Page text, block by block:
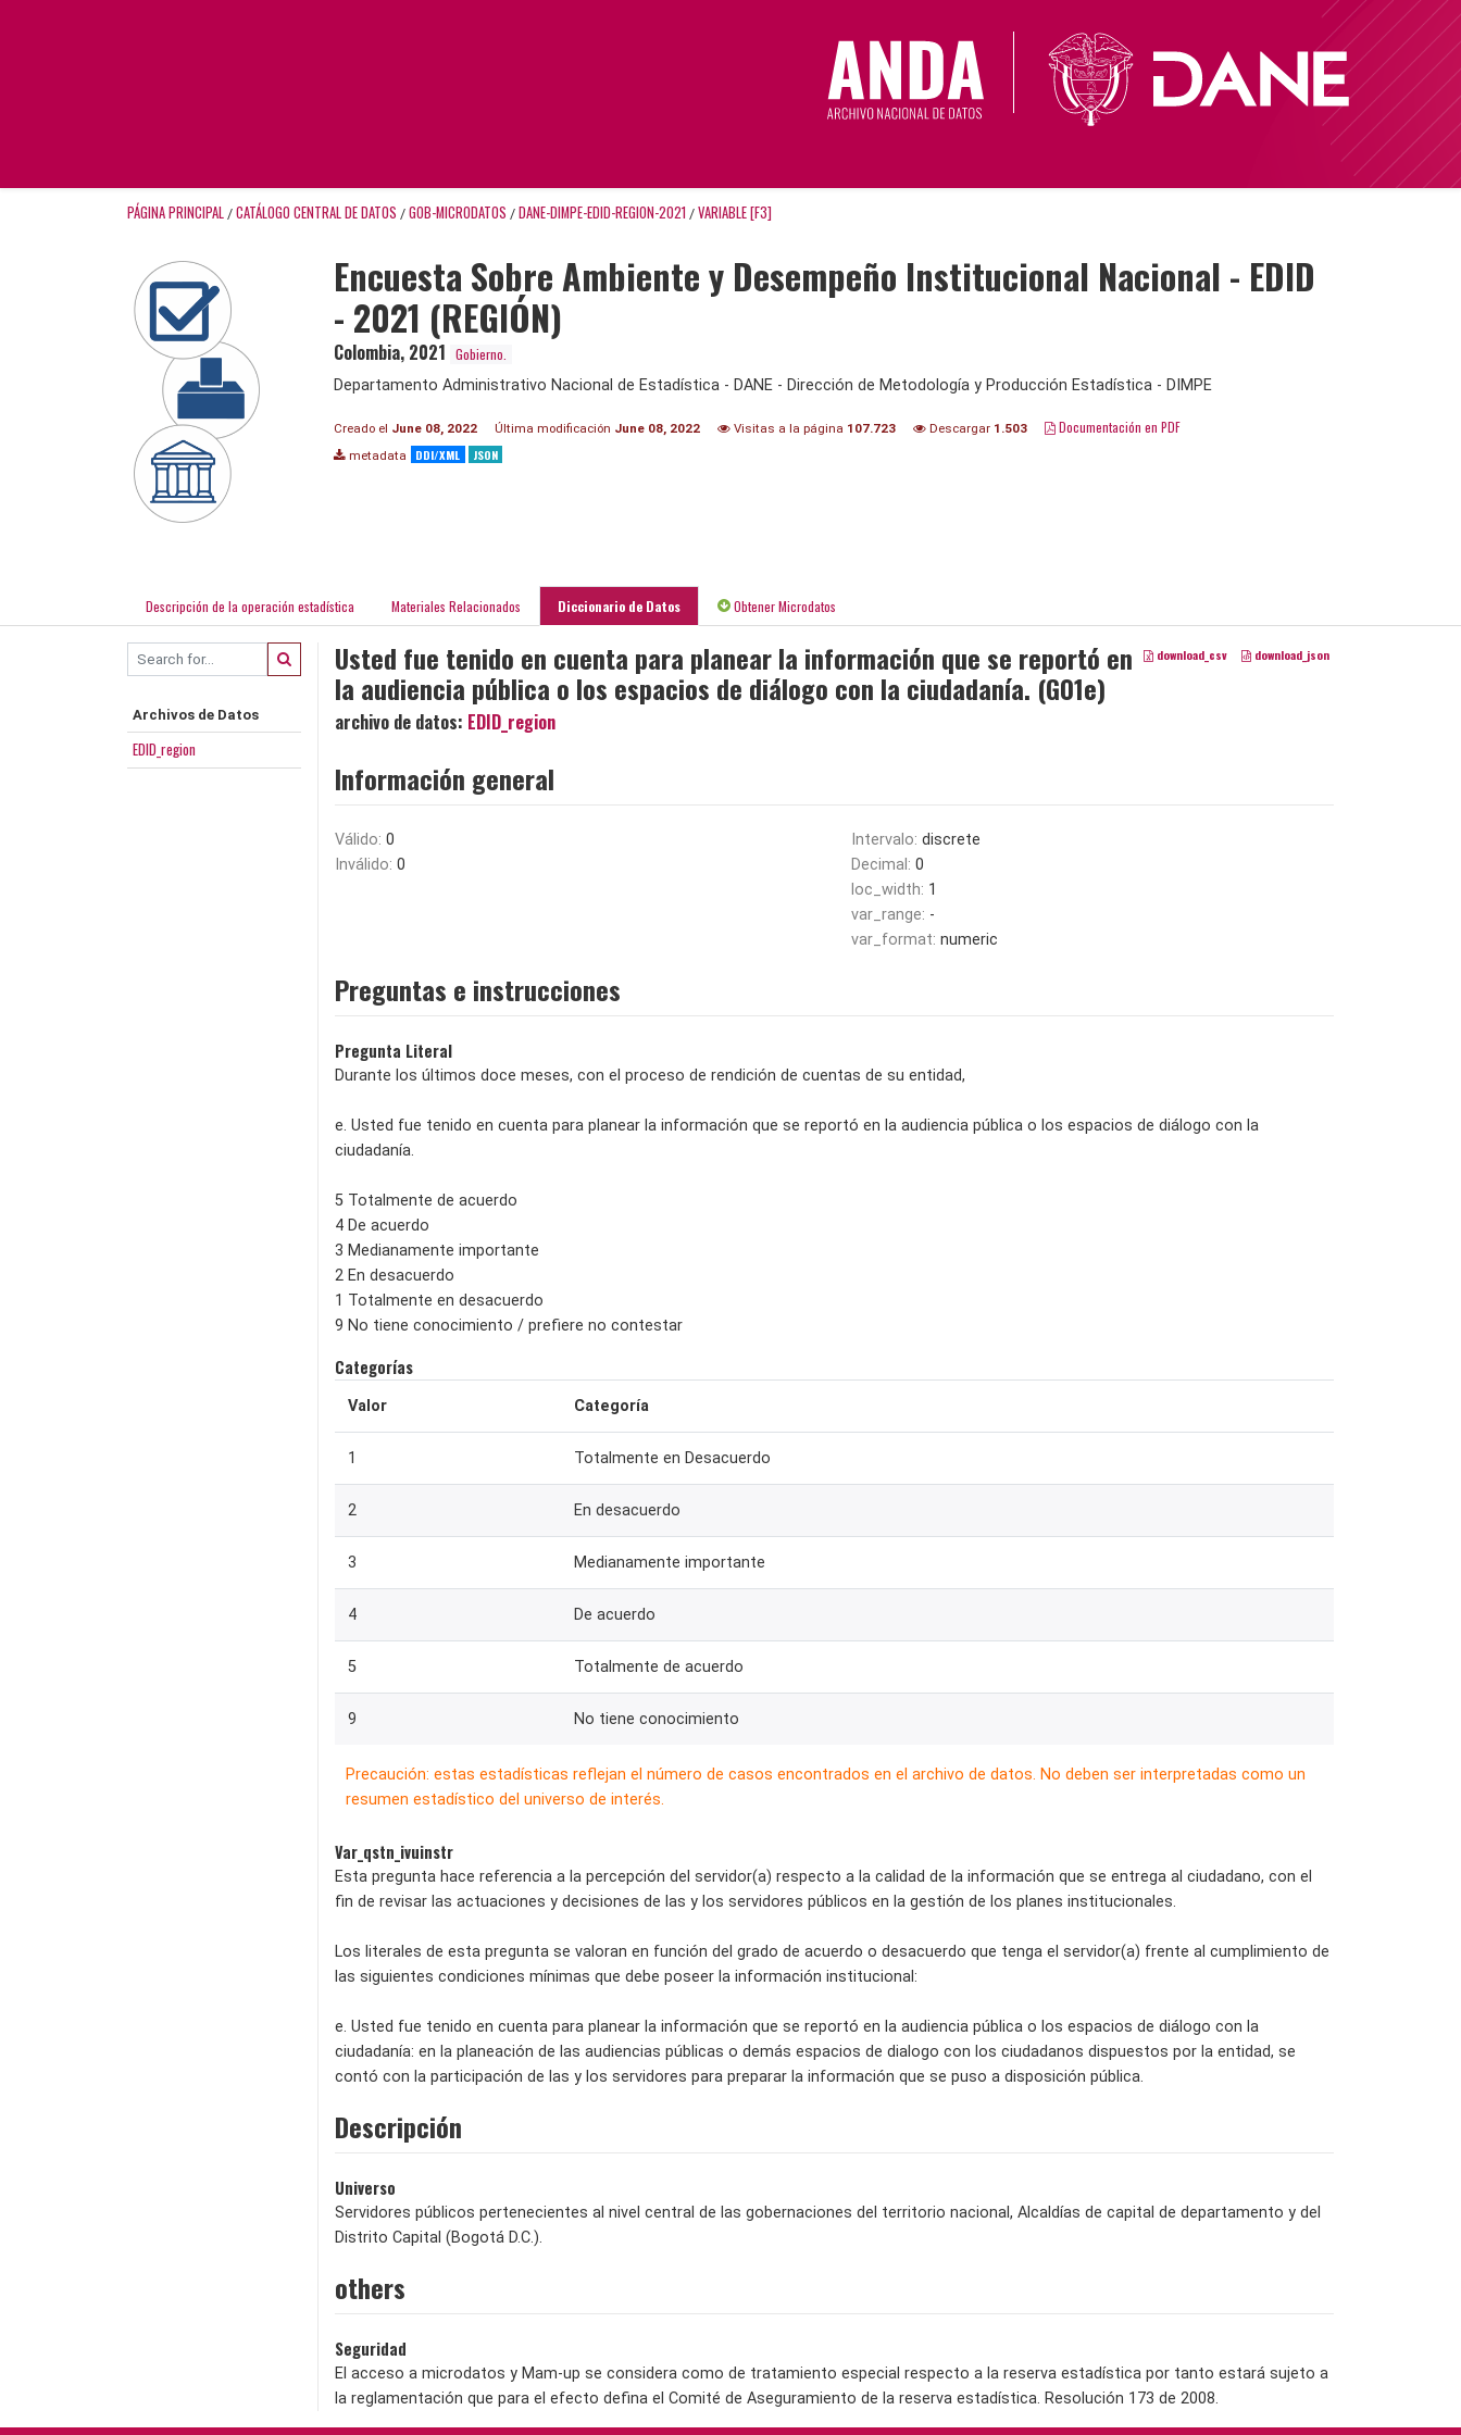
PÁGINA PRINCIPAL / CATÁLOGO CENTRAL DE DATOS / GOB-MICRODATOS / DANE-DIMPE-EDID-REGION-2021 / VARIABLE [F3]
Encuesta Sobre Ambiente y Desempeño Institucional Nacional - EDID
- 2021 (REGIÓN)
Colombia, 2021 Gobierno.
Departamento Administrativo Nacional de Estadística - DANE - Dirección de Metodología y Producción Estadística - DIMPE
Creado el June 08, 2022 Última modificación June 08, 2022 Visitas a la página 107.723 Descargar 1.503 Documentación en PDF
metadata DDI/XML JSON
Descripción de la operación estadística Materiales Relacionados Diccionario de Datos Obtener Microdatos
Archivos de Datos
EDID_region
download_csv download_json
Usted fue tenido en cuenta para planear la información que se reportó en
la audiencia pública o los espacios de diálogo con la ciudadanía. (G01e)
archivo de datos: EDID_region
Información general
Válido: 0
Inválido: 0
Intervalo: discrete
Decimal: 0
loc_width: 1
var_range: -
var_format: numeric
Preguntas e instrucciones
Pregunta Literal
Durante los últimos doce meses, con el proceso de rendición de cuentas de su entidad,
e. Usted fue tenido en cuenta para planear la información que se reportó en la audiencia pública o los espacios de diálogo con la
ciudadanía.
5 Totalmente de acuerdo
4 De acuerdo
3 Medianamente importante
2 En desacuerdo
1 Totalmente en desacuerdo
9 No tiene conocimiento / prefiere no contestar
Categorías
Valor Categoría
1 Totalmente en Desacuerdo
2 En desacuerdo
3 Medianamente importante
4 De acuerdo
5 Totalmente de acuerdo
9 No tiene conocimiento
Precaución: estas estadísticas reflejan el número de casos encontrados en el archivo de datos. No deben ser interpretadas como un
resumen estadístico del universo de interés.
Var_qstn_ivuinstr
Esta pregunta hace referencia a la percepción del servidor(a) respecto a la calidad de la información que se entrega al ciudadano, con el
fin de revisar las actuaciones y decisiones de las y los servidores públicos en la gestión de los planes institucionales.
Los literales de esta pregunta se valoran en función del grado de acuerdo o desacuerdo que tenga el servidor(a) frente al cumplimiento de
las siguientes condiciones mínimas que debe poseer la información institucional:
e. Usted fue tenido en cuenta para planear la información que se reportó en la audiencia pública o los espacios de diálogo con la
ciudadanía: en la planeación de las audiencias públicas o demás espacios de dialogo con los ciudadanos dispuestos por la entidad, se
contó con la participación de las y los servidores para preparar la información que se puso a disposición pública.
Descripción
Universo
Servidores públicos pertenecientes al nivel central de las gobernaciones del territorio nacional, Alcaldías de capital de departamento y del
Distrito Capital (Bogotá D.C.).
others
Seguridad
El acceso a microdatos y Mam-up se considera como de tratamiento especial respecto a la reserva estadística por tanto estará sujeto a
la reglamentación que para el efecto defina el Comité de Aseguramiento de la reserva estadística. Resolución 173 de 2008.